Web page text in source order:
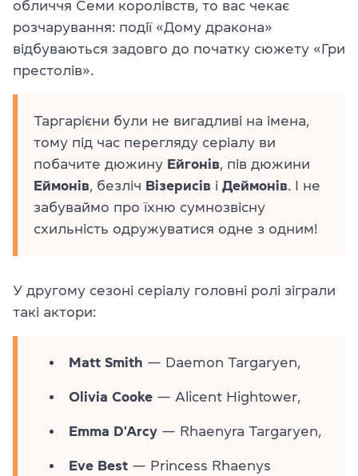
обличчя Семи королівств, то вас чекає
розчарування: події «Дому дракона»
відбуваються задовго до початку сюжету «Гри
престолів».
Таргарієни були не вигадливі на імена,
тому під час перегляду серіалу ви
побачите дюжину Ейгонів, пів дюжини
Еймонів, безліч Візерисів і Деймонів. І не
забуваймо про їхню сумнозвісну
схильність одружуватися одне з одним!
У другому сезоні серіалу головні ролі зіграли
такі актори:
Matt Smith — Daemon Targaryen,
Olivia Cooke — Alicent Hightower,
Emma D'Arcy — Rhaenyra Targaryen,
Eve Best — Princess Rhaenys